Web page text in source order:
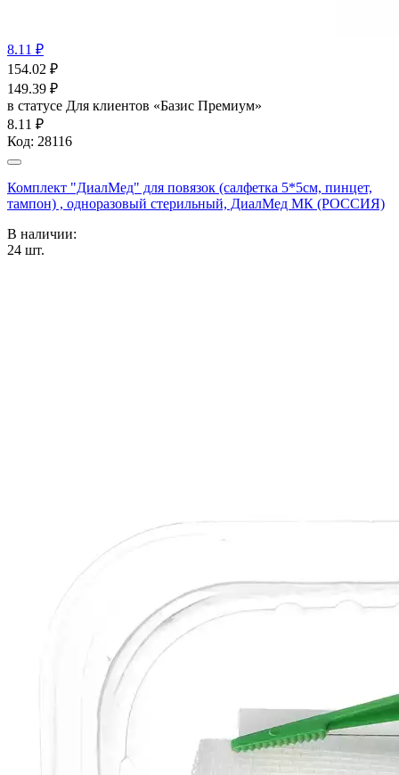
8.11 ₽
154.02 ₽
149.39 ₽
в статусе Для клиентов «Базис Премиум»
8.11 ₽
Код: 28116
Комплект "ДиалМед" для повязок (салфетка 5*5см, пинцет,
тампон) , одноразовый стерильный, ДиалМед МК (РОССИЯ)
В наличии:
24 шт.